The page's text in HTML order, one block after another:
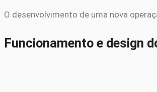
O desenvolvimento de uma nova
Funcionamento e design